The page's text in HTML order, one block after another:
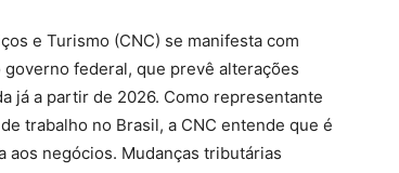
e Turismo (CNC) se manifesta com
federal, que prevê alterações
já a partir de 2026. Como representante
trabalho no Brasil, a CNC entende que é
negócios. Mudanças tributárias